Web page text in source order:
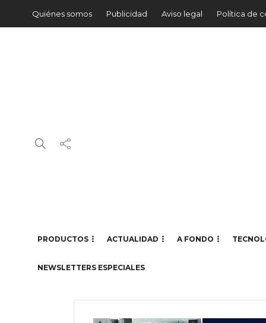
Quiénes somos Publicidad Aviso legal Política de
PRODUCTOS ACTUALIDAD A FONDO
NEWSLETTERS ESPECIALES